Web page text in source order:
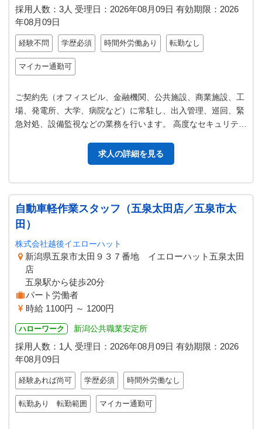
採用人数：3人 受理日： 2026年08月09日 有効期限： 2026
年08月09日
経験不問 学歴必須 時間外労働あり 転勤なし
マイカー通勤可
ご契約先（オフィスビル、金融機関、公共施設、商業施設、工
場、発電所、大学、病院など）に常駐し、出入管理、巡回、緊
急対処、設備監視などの業務を行います。 高度なセキュリティ
求人の詳細を見る
自動車軽作業スタッフ（五泉太田店／五泉市太
田）
株式会社越後イエローハット
新潟県五泉市太田９３７番地 イエローハット五泉太田
店
五泉駅から徒歩20分
パート労働者
時給 1100円 ～ 1200円
ハローワーク 新潟公共職業安定所
採用人数：1人 受理日： 2026年08月09日 有効期限： 2026
年08月09日
経験あれば尚可 学歴必須 時間外労働なし
転勤あり 転勤範囲 マイカー通勤可